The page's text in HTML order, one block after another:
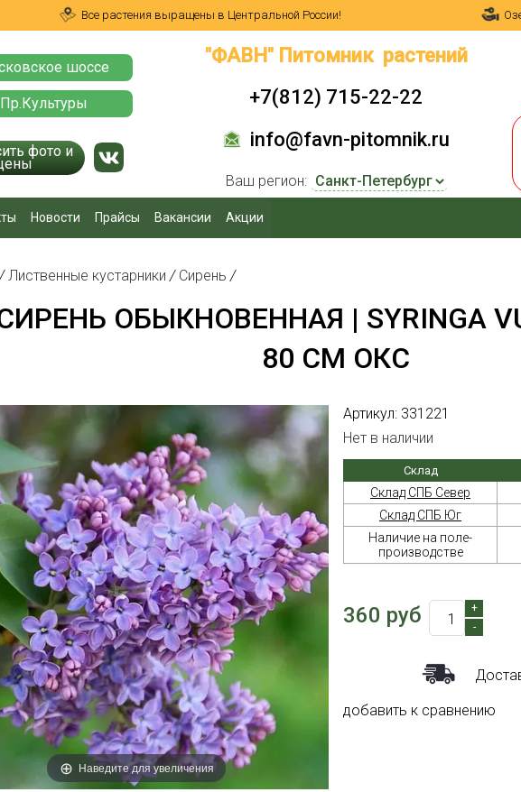
Все растения выращены в Центральной России!
шоссе
фото и
"ФАВН" Питомник растений
+7(812) 715-22-22
info@favn-pitomnik.ru
Ваш регион:
Новости Прайсы Вакансии Акции
/ Лиственные кустарники / Сирень /
ОБЫКНОВЕННАЯ | SYRINGA
80 СМ ОКС
Наведите для увеличения
Артикул: 331221
Нет в наличии
Склад
Склад СПБ Север
Склад СПБ Юг
Наличие на поле-
производстве
360 руб -
+
добавить к сравнению